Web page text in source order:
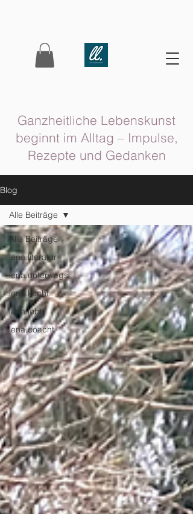
Ganzheitliche Lebenskunst
beginnt im Alltag – Impulse,
Rezepte und Gedanken
Blog
Alle Beiträge
lena.literatur
lena.unterwegs
lena.kocht
lena.lebt
lena.coacht
Alle Beiträge